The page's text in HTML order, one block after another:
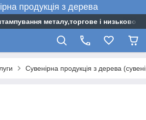
продукція з дерева
металу,торгове і
Сувенірна продукція з дерева